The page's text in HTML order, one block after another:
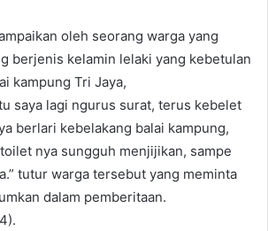
oleh seorang warga yang
berjenis kelamin lelaki yang kebetulan
kampung Tri Jaya,
saya lagi ngurus surat, terus kebelet
berlari kebelakang balai kampung,
nya sungguh menjijikan, sampe
tutur warga tersebut yang meminta
dalam pemberitaan.